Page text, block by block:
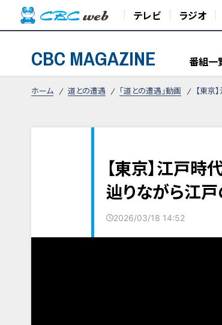
テレビ ラジオ
CBC MAGAZINE 番組一
ホーム 道との遭遇 「道との遭遇」動画 【東京
【東京】江戸
辿りながら江戸
2026/03/18 14:52